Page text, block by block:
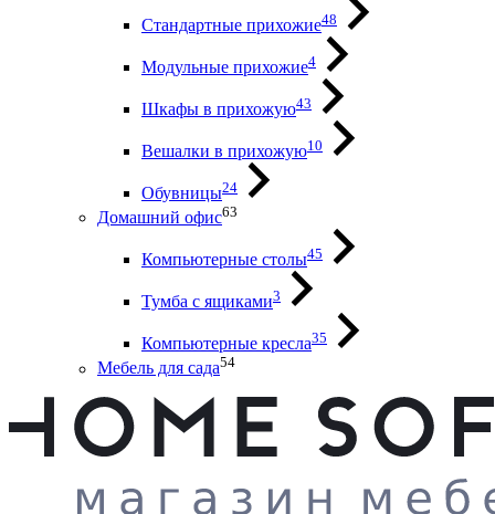
Стандартные прихожие48
Модульные прихожие4
Шкафы в прихожую43
Вешалки в прихожую10
Обувницы24
Домашний офис63
Компьютерные столы45
Тумба с ящиками3
Компьютерные кресла35
Мебель для сада54